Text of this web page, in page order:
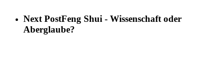
Next PostFeng Shui - Wissenschaft oder
Aberglaube?